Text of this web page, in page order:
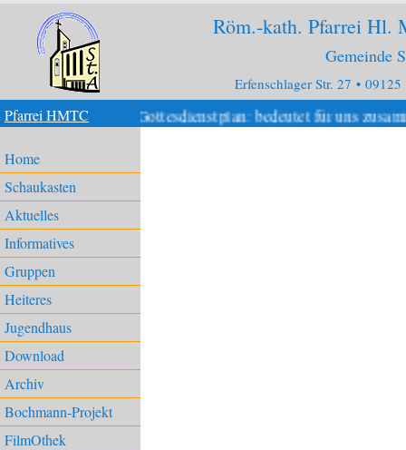
Röm.-kath. Pfarrei Hl.
Gemeinde
Erfenschlager Str. 27 •
Pfarrei HMTC
den neuen Gottesdienstplan: bedeutet für uns
Home
Schaukasten
Aktuelles
Informatives
Gruppen
Heiteres
Jugendhaus
Download
Archiv
Bochmann-Projekt
FilmOthek